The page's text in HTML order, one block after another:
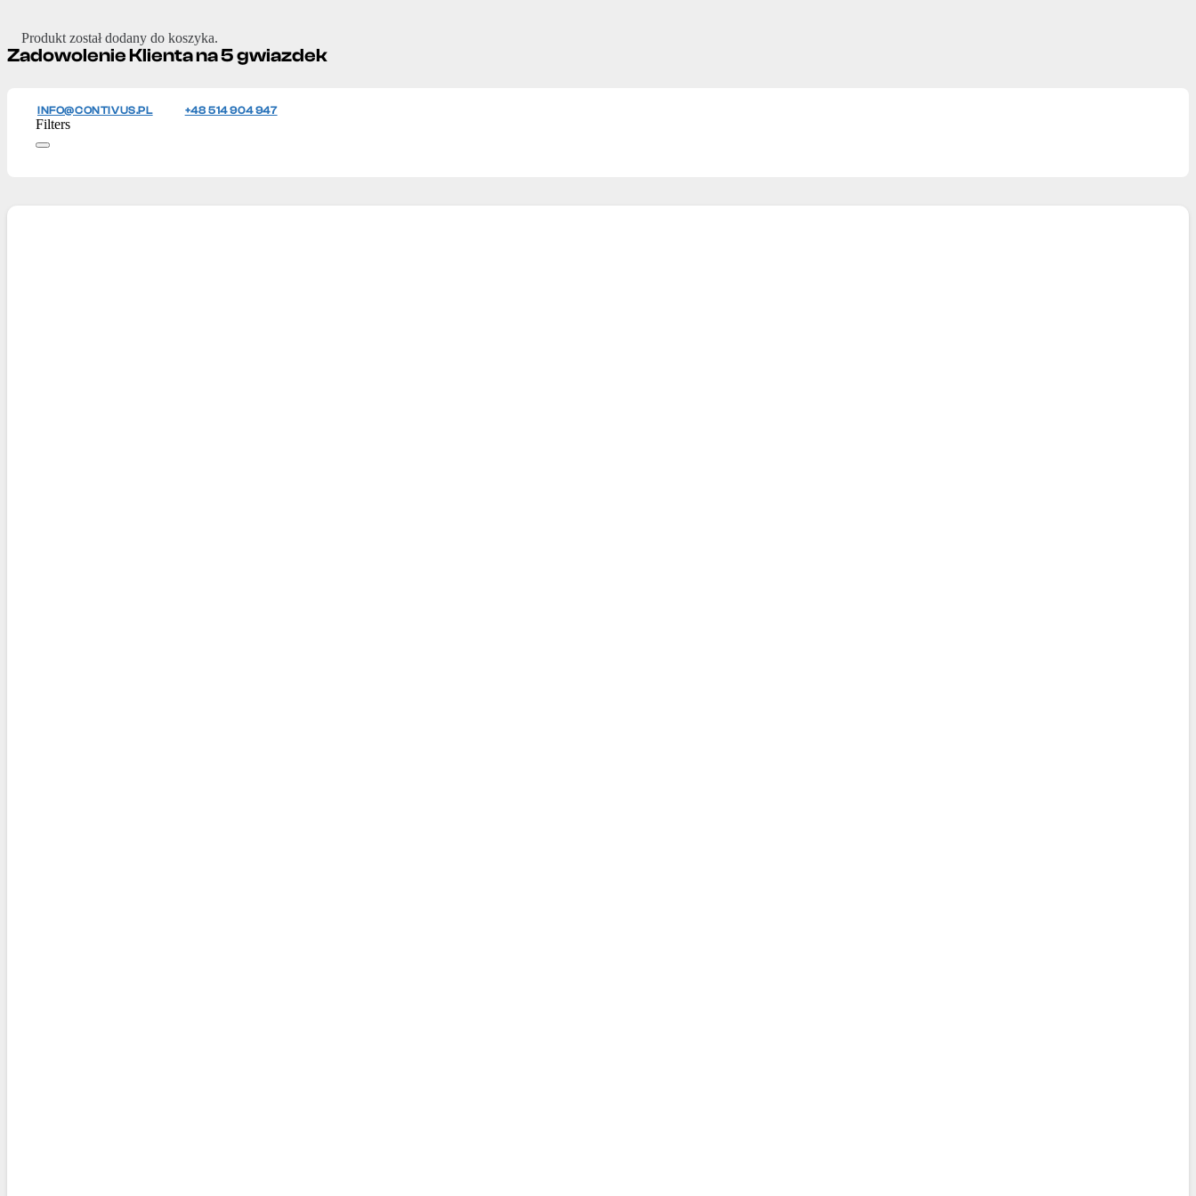
Produkt został dodany do koszyka.
INFO@CONTIVUS.PL +48 514 904 947
Zadowolenie Klienta na 5 gwiazdek
Filters